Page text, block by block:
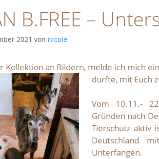
B.FREE –
2021 von nicole
Kollektion an Bildern, melde ich mich
durfte, mit Euch
Vom 10.11.-
Gründen nach
Tierschutz aktiv
Deutschland
Unterfangen.